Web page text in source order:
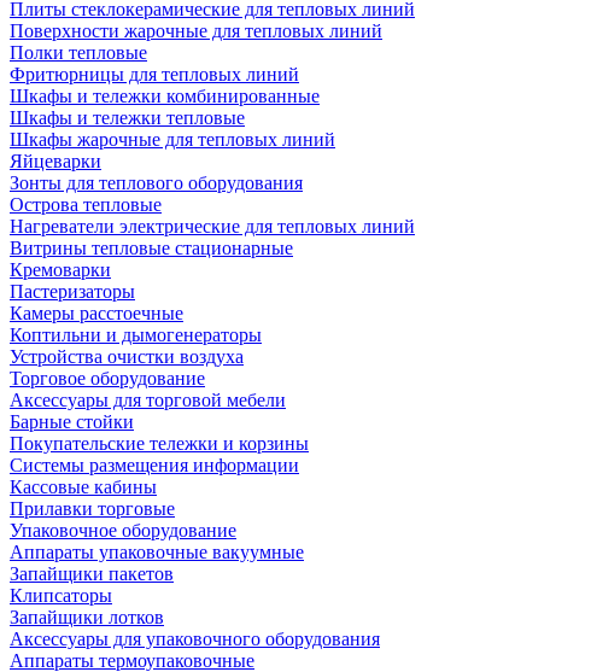
Плиты стеклокерамические для тепловых линий
Поверхности жарочные для тепловых линий
Полки тепловые
Фритюрницы для тепловых линий
Шкафы и тележки комбинированные
Шкафы и тележки тепловые
Шкафы жарочные для тепловых линий
Яйцеварки
Зонты для теплового оборудования
Острова тепловые
Нагреватели электрические для тепловых линий
Витрины тепловые стационарные
Кремоварки
Пастеризаторы
Камеры расстоечные
Коптильни и дымогенераторы
Устройства очистки воздуха
Торговое оборудование
Аксессуары для торговой мебели
Барные стойки
Покупательские тележки и корзины
Системы размещения информации
Кассовые кабины
Прилавки торговые
Упаковочное оборудование
Аппараты упаковочные вакуумные
Запайщики пакетов
Клипсаторы
Запайщики лотков
Аксессуары для упаковочного оборудования
Аппараты термоупаковочные